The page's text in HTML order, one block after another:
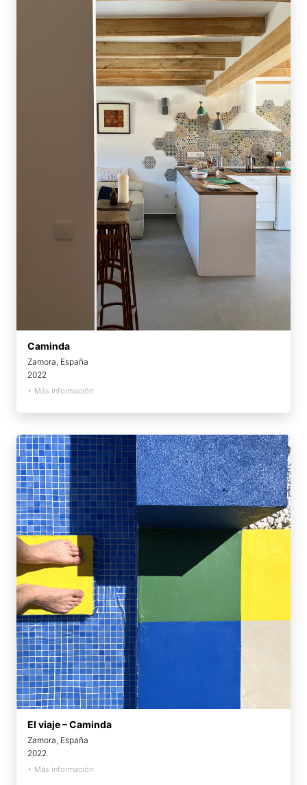
Caminda
Zamora, España
2022
+ Más información
El viaje – Caminda
Zamora, España
2022
+ Más información